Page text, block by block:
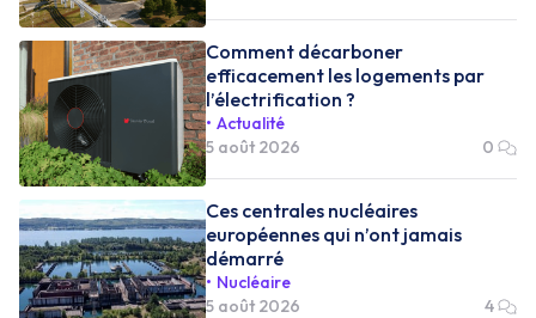
Comment décarboner
efficacement les logements par
l’électrification ?
Actualité
5 août 2026
0
Ces centrales nucléaires
européennes qui n’ont jamais
démarré
Nucléaire
5 août 2026
4